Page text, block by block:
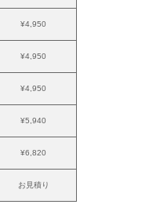
¥4,950
¥4,950
¥4,950
¥5,940
¥6,820
お見積り